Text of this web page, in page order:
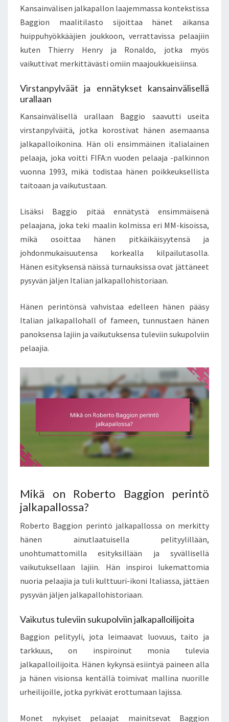
Kansainvälisen jalkapallon laajemmassa kontekstissa
Baggion maalitilasto sijoittaa hänet aikansa
huippuhyökkääjien joukkoon, verrattavissa pelaajiin
kuten Thierry Henry ja Ronaldo, jotka myös
vaikuttivat merkittävästi omiin maajoukkueisiinsa.
Virstanpylväät ja ennätykset kansainvälisellä
urallaan
Kansainvälisellä urallaan Baggio saavutti useita
virstanpylväitä, jotka korostivat hänen asemaansa
jalkapalloikonina. Hän oli ensimmäinen italialainen
pelaaja, joka voitti FIFA:n vuoden pelaaja -palkinnon
vuonna 1993, mikä todistaa hänen poikkeuksellista
taitoaan ja vaikutustaan.
Lisäksi Baggio pitää ennätystä ensimmäisenä
pelaajana, joka teki maalin kolmissa eri MM-kisoissa,
mikä osoittaa hänen pitkäikäisyytensä ja
johdonmukaisuutensa korkealla kilpailutasolla.
Hänen esityksensä näissä turnauksissa ovat jättäneet
pysyvän jäljen Italian jalkapallohistoriaan.
Hänen perintönsä vahvistaa edelleen hänen pääsy
Italian jalkapallohall of fameen, tunnustaen hänen
panoksensa lajiin ja vaikutuksensa tuleviin sukupolviin
pelaajia.
Mikä on Roberto Baggion perintö
jalkapallossa?
Roberto Baggion perintö jalkapallossa on merkitty
hänen ainutlaatuisella pelityylillään,
unohtumattomilla esityksillään ja syvällisellä
vaikutuksellaan lajiin. Hän inspiroi lukemattomia
nuoria pelaajia ja tuli kulttuuri-ikoni Italiassa, jättäen
pysyvän jäljen jalkapallohistoriaan.
Vaikutus tuleviin sukupolviin jalkapalloilijoita
Baggion pelityyli, jota leimaavat luovuus, taito ja
tarkkuus, on inspiroinut monia tulevia
jalkapalloilijoita. Hänen kykynsä esiintyä paineen alla
ja hänen visionsa kentällä toimivat mallina nuorille
urheilijoille, jotka pyrkivät erottumaan lajissa.
Monet nykyiset pelaajat mainitsevat Baggion